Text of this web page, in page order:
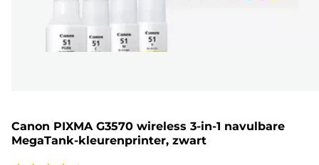
Canon PIXMA G3570 wireless 3-in-1 navulbare
MegaTank-kleurenprinter, zwart